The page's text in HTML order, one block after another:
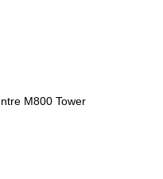
1x DVI, 1x HDMI, 1x
M800 Tower